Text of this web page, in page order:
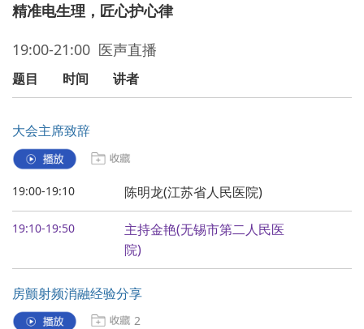
精准电生理，匠心护心律
19:00-21:00 医声直播
题目 时间 讲者
大会主席致辞
19:00-19:10 陈明龙(江苏省人民医院)
19:10-19:50
主持金艳(无锡市第二人民医
院)
房颤射频消融经验分享
2